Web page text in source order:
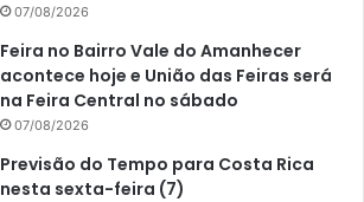
07/08/2026
Feira no Bairro Vale do Amanhecer
acontece hoje e União das Feiras será
na Feira Central no sábado
07/08/2026
Previsão do Tempo para Costa Rica
nesta sexta-feira (7)